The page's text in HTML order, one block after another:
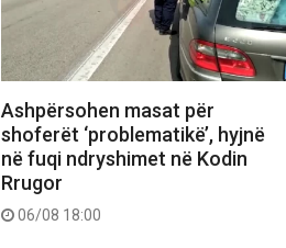
Ashpërsohen masat për
shoferët ‘problematikë’, hyjnë
në fuqi ndryshimet në Kodin
Rrugor
06/08 18:00